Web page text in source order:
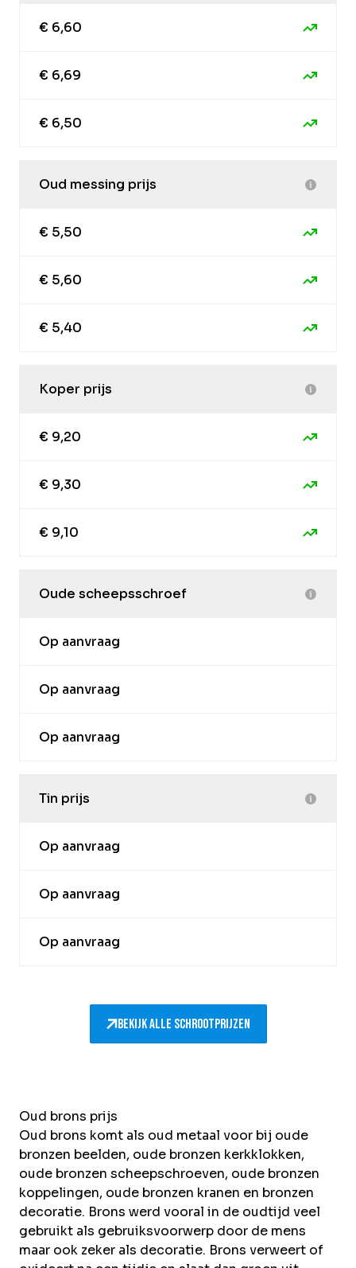
€ 6,60
€ 6,69
€ 6,50
Oud messing prijs
€ 5,50
€ 5,60
€ 5,40
Koper prijs
€ 9,20
€ 9,30
€ 9,10
Oude scheepsschroef
Op aanvraag
Op aanvraag
Op aanvraag
Tin prijs
Op aanvraag
Op aanvraag
Op aanvraag
Bekijk alle schrootprijzen
Oud brons prijs
Oud brons komt als oud metaal voor bij oude
bronzen beelden, oude bronzen kerkklokken,
oude bronzen scheepschroeven, oude bronzen
koppelingen, oude bronzen kranen en bronzen
decoratie. Brons werd vooral in de oudtijd veel
gebruikt als gebruiksvoorwerp door de mens
maar ook zeker als decoratie. Brons verweert of